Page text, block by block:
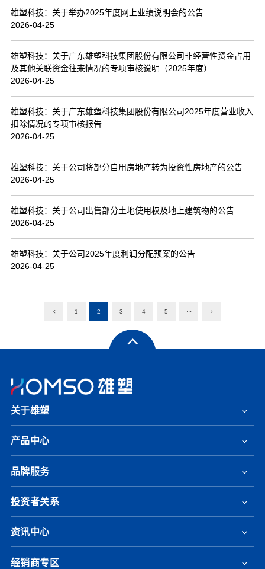
雄塑科技：关于举办2025年度网上业绩说明会的公告
2026-04-25
雄塑科技：关于广东雄塑科技集团股份有限公司非经营性资金占用
及其他关联资金往来情况的专项审核说明（2025年度）
2026-04-25
雄塑科技：关于广东雄塑科技集团股份有限公司2025年度营业收入
扣除情况的专项审核报告
2026-04-25
雄塑科技：关于公司将部分自用房地产转为投资性房地产的公告
2026-04-25
雄塑科技：关于公司出售部分土地使用权及地上建筑物的公告
2026-04-25
雄塑科技：关于公司2025年度利润分配预案的公告
2026-04-25
1 2 3 4 5 ···
关于雄塑
产品中心
品牌服务
投资者关系
资讯中心
经销商专区